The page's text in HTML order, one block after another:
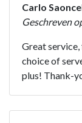
Carlo
Geschreven
Great service,
choice of
plus! Thank-